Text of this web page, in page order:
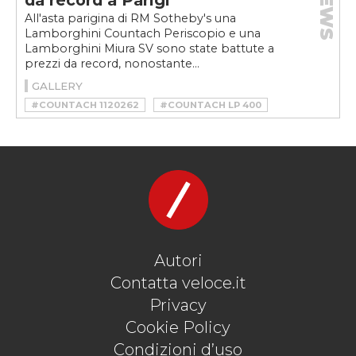
All'asta parigina di RM Sotheby's una
Lamborghini Countach Periscopio e una
Lamborghini Miura SV sono state battute a
prezzi da record, nonostante...
GALLERY
#COUNTACH 1120262
#COUNTACH LP 400
#COUNTACH PERISCOPIO
#LAMBORGHINI
#LAMBORGHINI COUNTACH PERISCOPIO
#LAMBORGHINI MIURA SV
#MIURA SV
#RM SOTHEBY’S
Autori
Contatta veloce.it
Privacy
Cookie Policy
Condizioni d’uso